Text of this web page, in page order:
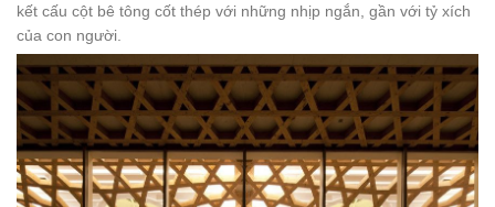
kết cấu cột bê tông cốt thép với những nhịp ngắn, gần với tỷ xích
của con người.